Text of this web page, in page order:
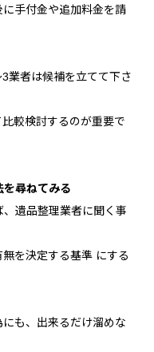
手付金や追加料金を請
業者は候補を立てて下さ
較検討するのが重要で
尋ねてみる
遺品整理業者に聞く事
を決定する基準 にする
も、出来るだけ溜めな